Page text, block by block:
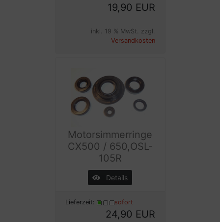
19,90 EUR
inkl. 19 % MwSt. zzgl.
Versandkosten
Motorsimmerringe
CX500 / 650,OSL-
105R
Details
Lieferzeit: sofort
24,90 EUR